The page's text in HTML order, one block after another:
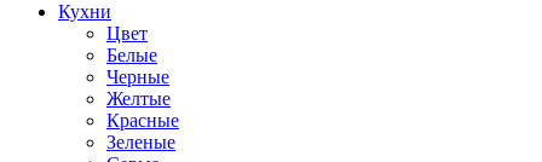
Кухни
Цвет
Белые
Черные
Желтые
Красные
Зеленые